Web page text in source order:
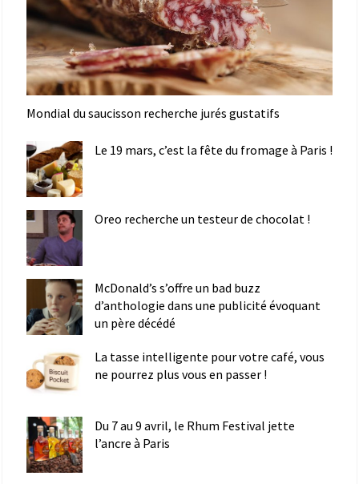
Mondial du saucisson recherche jurés gustatifs
Le 19 mars, c’est la fête du fromage à Paris !
Oreo recherche un testeur de chocolat !
McDonald’s s’offre un bad buzz
d’anthologie dans une publicité évoquant
un père décédé
La tasse intelligente pour votre café, vous
ne pourrez plus vous en passer !
Du 7 au 9 avril, le Rhum Festival jette
l’ancre à Paris